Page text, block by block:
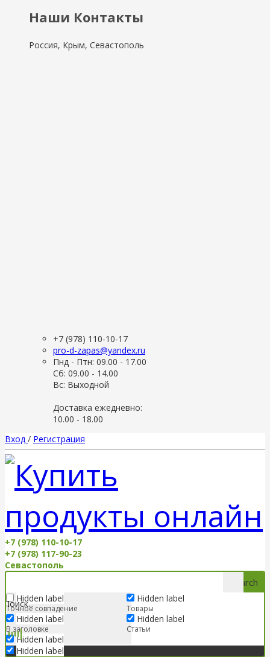
Наши Контакты
Россия, Крым, Севастополь
+7 (978) 110-10-17
pro-d-zapas@yandex.ru
Пнд - Птн: 09.00 - 17.00
Сб: 09.00 - 14.00
Вс: Выходной
Доставка ежедневно:
10.00 - 18.00
Вход / Регистрация
+7 (978) 110-10-17
+7 (978) 117-90-23
Севастополь
Search
Hidden label
Точное совпадение
Hidden label
В заголовке
Hidden label
Hidden label
Hidden label
Товары
Hidden label
Статьи